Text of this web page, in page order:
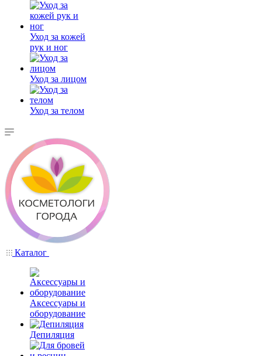
Уход за кожей
рук и ног
Уход за лицом
Уход за телом
Каталог
Аксессуары и
оборудование
Депиляция